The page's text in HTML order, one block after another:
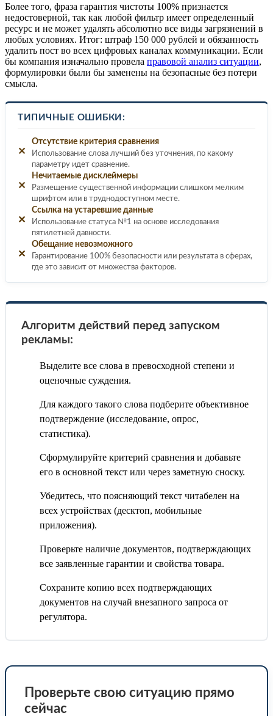
Более того, фраза гарантия чистоты 100% признается
недостоверной, так как любой фильтр имеет определенный
ресурс и не может удалять абсолютно все виды загрязнений в
любых условиях. Итог: штраф 150 000 рублей и обязанность
удалить пост во всех цифровых каналах коммуникации. Если
бы компания изначально провела правовой анализ ситуации,
формулировки были бы заменены на безопасные без потери
смысла.
ТИПИЧНЫЕ ОШИБКИ:
✕
Отсутствие критерия сравнения
Использование слова лучший без уточнения, по какому
параметру идет сравнение.
✕
Нечитаемые дисклеймеры
Размещение существенной информации слишком мелким
шрифтом или в труднодоступном месте.
✕
Ссылка на устаревшие данные
Использование статуса №1 на основе исследования
пятилетней давности.
✕
Обещание невозможного
Гарантирование 100% безопасности или результата в сферах,
где это зависит от множества факторов.
Алгоритм действий перед запуском
рекламы:
Выделите все слова в превосходной степени и
оценочные суждения.
Для каждого такого слова подберите объективное
подтверждение (исследование, опрос,
статистика).
Сформулируйте критерий сравнения и добавьте
его в основной текст или через заметную сноску.
Убедитесь, что поясняющий текст читабелен на
всех устройствах (десктоп, мобильные
приложения).
Проверьте наличие документов, подтверждающих
все заявленные гарантии и свойства товара.
Сохраните копию всех подтверждающих
документов на случай внезапного запроса от
регулятора.
Проверьте свою ситуацию прямо
сейчас